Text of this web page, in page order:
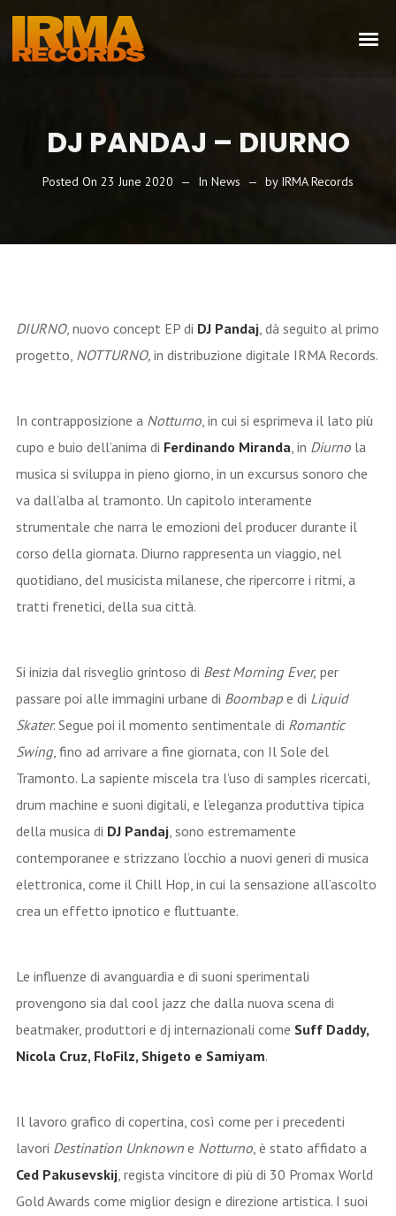
DJ PANDAJ – DIURNO
Posted On 23 June 2020 In News by IRMA Records
DIURNO, nuovo concept EP di DJ Pandaj, dà seguito al primo
progetto, NOTTURNO, in distribuzione digitale IRMA Records.
In contrapposizione a Notturno, in cui si esprimeva il lato più
cupo e buio dell’anima di Ferdinando Miranda, in Diurnola
musica si sviluppa in pieno giorno, in un excursus sonoro che
va dall’alba al tramonto. Un capitolo interamente
strumentale che narra le emozioni del producer durante il
corso della giornata. Diurno rappresenta un viaggio, nel
quotidiano, del musicista milanese, che ripercorre i ritmi, a
tratti frenetici, della sua città.
Si inizia dal risveglio grintoso di Best Morning Ever, per
passare poi alle immagini urbane di Boombape di Liquid
Skater. Segue poi il momento sentimentale di Romantic
Swing, fino ad arrivare a fine giornata, con Il Sole del
Tramonto. La sapiente miscela tra l’uso di samples ricercati,
drum machine e suoni digitali, e l’eleganza produttiva tipica
della musica di DJ Pandaj, sono estremamente
contemporanee e strizzano l’occhio a nuovi generi di musica
elettronica, come il Chill Hop, in cui la sensazione all’ascolto
crea un effetto ipnotico e fluttuante.
Le influenze di avanguardia e di suoni sperimentali
provengono sia dal cool jazz che dalla nuova scena di
beatmaker, produttori e dj internazionali come Suff Daddy,
Nicola Cruz, FloFilz, Shigeto e Samiyam.
Il lavoro grafico di copertina, così come per i precedenti
lavori Destination Unknowne Notturno, è stato affidato a
Ced Pakusevskij, regista vincitore di più di 30 Promax World
Gold Awards come miglior design e direzione artistica. I suoi